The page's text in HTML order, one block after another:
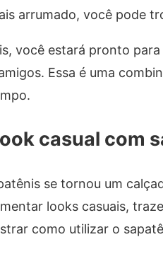
arrumado, você pode
você estará pronto
Essa é uma
casual com
se tornou um
looks casuais,
como utilizar o